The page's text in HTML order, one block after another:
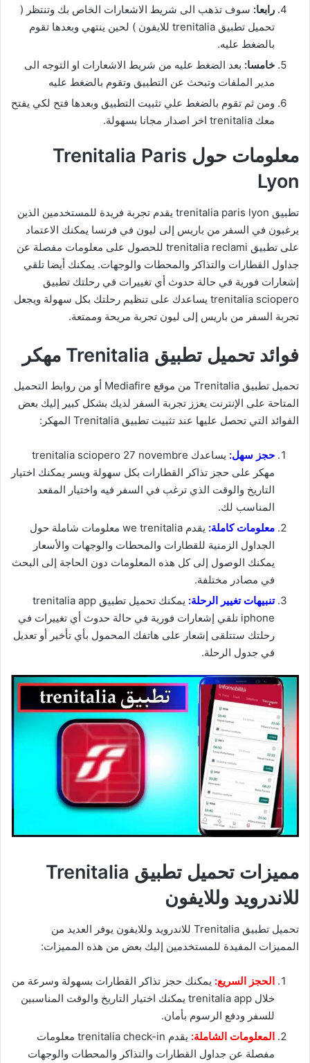
رابعا: سوف تذهب الى شريط الاشعارات الخاص بك وتنتظر (
تحميل تطبيق trenitalia للايفون ) لحين ينتهي وبعدها تقوم
بالضغط عليه.
خامسا: بعد الضغط عليه من شريط الاشعارات او التوجه الى
مدير الملفات وتبحث عن التطبيق وتقوم بالضغط عليه
ومن ثم تقوم بالضغط علي تثبيت التطبيق وبعدها فتح لكي يفتح
معك trenitalia اخر اصدار مجانا بسهولة.
معلومات حول Trenitalia Paris
Lyon
تطبيق trenitalia paris lyon يقدم تجربة فريدة للمستخدمين الذين
يرغبون في السفر من باريس إلى ليون في فرنسا يمكنك الاعتماد
على تطبيق trenitalia reclami للحصول على معلومات مفصلة عن
جداول القطارات والتذاكر والمحطات والوجهات. يمكنك أيضا تلقي
إشعارات فورية في حالة حدوث أي تغييرات في رحلتك تطبيق
trenitalia sciopero يساعدك على تنظيم رحلتك بكل سهولة ويجعل
تجربة السفر من باريس إلى ليون تجربة مريحة وممتعة.
فوائد تحميل تطبيق Trenitalia مهكر
تحميل تطبيق Trenitalia من موقع Mediafire أو من روابط التحميل
المتاحة على الإنترنت يعزز تجربة السفر لديك بشكل كبير إليك بعض
الفوائد التي تحصل عليها عند تثبيت تطبيق Trenitalia المهكر:
حجز سهل:
يساعدك trenitalia sciopero 27 novembre
مهكر على حجز تذاكر القطارات بكل سهولة ويسر يمكنك اختيار
التاريخ والوقت الذي ترغب في السفر فيه واختيار المقعد
المناسب لك.
معلومات كاملة:
يقدم we trenitalia معلومات شاملة حول
الجداول الزمنية للقطارات والمحطات والوجهات والأسعار
يمكنك الوصول إلى كل هذه المعلومات دون الحاجة إلى البحث
في مصادر مختلفة.
تنبيهات تغيير الرحلة:
يمكنك تحميل تطبيق trenitalia app
iphone تلقي إشعارات فورية في حالة حدوث أي تغييرات في
رحلتك ستتلقى إشعار على هاتفك المحمول بأي تأخير أو تعديل
في جدول الرحلة.
مميزات تحميل تطبيق Trenitalia
للاندرويد وللايفون
تحميل تطبيق Trenitalia للاندرويد وللايفون يوفر العديد من
المميزات المفيدة للمستخدمين إليك بعض من هذه المميزات:
الحجز السريع: يمكنك حجز تذاكر القطارات بسهولة وسرعة من
خلال trenitalia app يمكنك اختيار التاريخ والوقت المناسبين
للسفر ودفع الرسوم بأمان.
المعلومات الشاملة:
يقدم trenitalia check-in معلومات
مفصلة عن جداول القطارات والتذاكر والمحطات والوجهات